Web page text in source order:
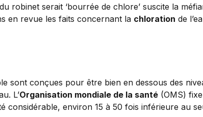
robinet serait ‘bourrée de chlore’ suscite la
en revue les faits concernant la chloration de
sont conçues pour être bien en dessous des
L’Organisation mondiale de la santé (OMS)
considérable, environ 15 à 50 fois inférieure au